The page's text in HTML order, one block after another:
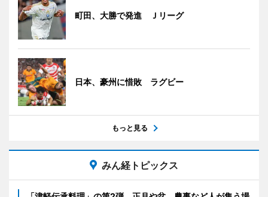
町田、大勝で発進 Ｊリーグ
日本、豪州に惜敗 ラグビー
もっと見る
みん経トピックス